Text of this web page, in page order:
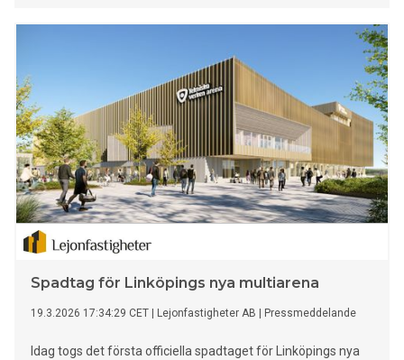
Spadtag för Linköpings nya multiarena
19.3.2026 17:34:29 CET Lejonfastigheter AB Pressmeddelande
Idag togs det första officiella spadtaget för Linköpings nya